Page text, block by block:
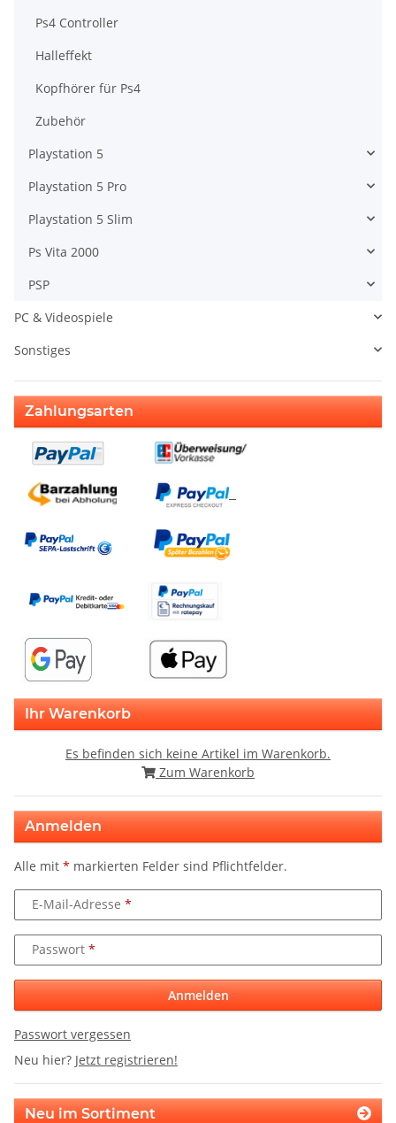
Ps4 Controller
Halleffekt
Kopfhörer für Ps4
Zubehör
Playstation 5
Playstation 5 Pro
Playstation 5 Slim
Ps Vita 2000
PSP
PC & Videospiele
Sonstiges
Zahlungsarten
Ihr Warenkorb
Es befinden sich keine Artikel im Warenkorb.
Zum Warenkorb
Anmelden
Alle mit * markierten Felder sind Pflichtfelder.
E-Mail-Adresse
Passwort
Anmelden
Passwort vergessen
Neu hier? Jetzt registrieren!
Neu im Sortiment